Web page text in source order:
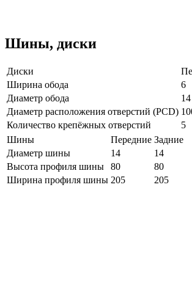
Шины, диски
Диски
Ширина обода
6
Диаметр обода
14
Диаметр расположения отверстий (PCD)
Количество крепёжных отверстий
5
Шины
Передние Задние
Диаметр шины
14
14
Высота профиля шины
80
80
Ширина профиля шины 205 205